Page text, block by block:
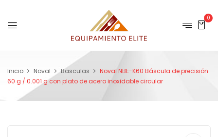
0
Inicio Noval Basculas
Noval NBE-K60 Báscula de precisión
60 g / 0.001 g con plato de acero inoxidable circular